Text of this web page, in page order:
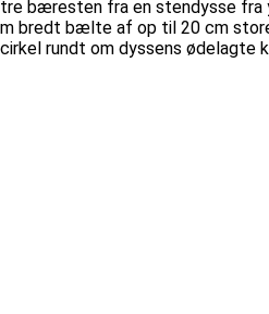
tre bæresten fra en stendysse fra
m bredt bælte af op til 20 cm
cirkel rundt om dyssens ødelagte